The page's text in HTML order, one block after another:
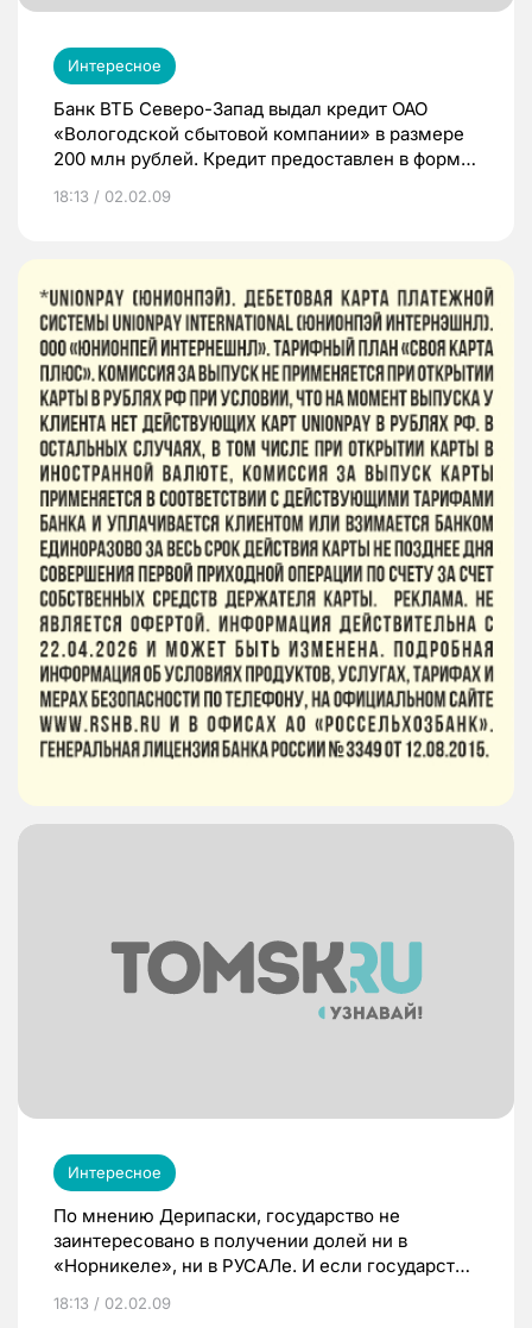
Интересное
Банк ВТБ Северо-Запад выдал кредит ОАО
«Вологодской сбытовой компании» в размере
200 млн рублей. Кредит предоставлен в форме
месяцев.
18:13 / 02.02.09
Интересное
По мнению Дерипаски, государство не
заинтересовано в получении долей ни в
«Норникеле», ни в РУСАЛе. И если государство
— миноритарным.
18:13 / 02.02.09